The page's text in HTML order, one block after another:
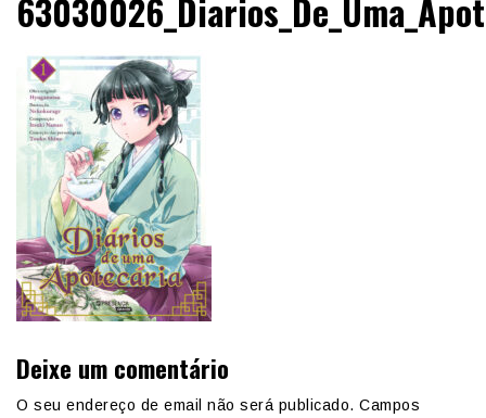
Deixe um comentário
O seu endereço de email não será publicado. Campos